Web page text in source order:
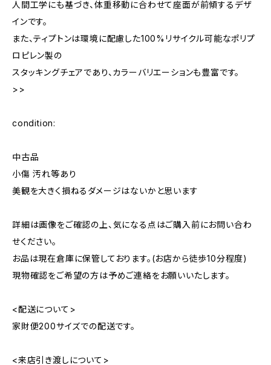
人間工学にも基づき、体重移動に合わせて座面が前傾するデザ
インです。
また、ティプトンは環境に配慮した100%リサイクル可能なポリプ
ロピレン製の
スタッキングチェアであり、カラーバリエーションも豊富です。
>>
condition:
中古品
小傷 汚れ等あり
美観を大きく損ねるダメージはないかと思います
詳細は画像をご確認の上、気になる点はご購入前にお問い合わ
せください。
お品は現在倉庫に保管しております。(お店から徒歩10分程度)
現物確認をご希望の方は予めご連絡をお願いいたします。
<配送について>
家財便200サイズでの配送です。
<来店引き渡しについて>